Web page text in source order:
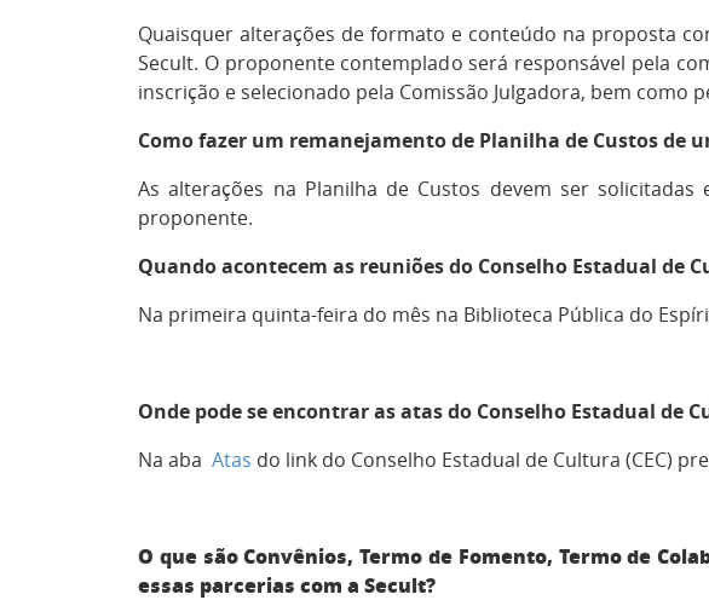
Quaisquer alterações de formato e conteúdo na proposta
Secult. O proponente contemplado será responsável pela
inscrição e selecionado pela Comissão Julgadora, bem como
Como fazer um remanejamento de Planilha de Custos de
As alterações na Planilha de Custos devem ser
proponente.
Quando acontecem as reuniões do Conselho Estadual de
Na primeira quinta-feira do mês na Biblioteca Pública do
Onde pode se encontrar as atasdo Conselho Estadual de
Na aba Atas do link do Conselho Estadual de Cultura (CEC)
O que são Convênios, Termo de Fomento, Termo de
essas parcerias com a Secult?